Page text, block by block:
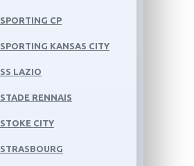
SPORTING CP
SPORTING KANSAS CITY
SS LAZIO
STADE RENNAIS
STOKE CITY
STRASBOURG